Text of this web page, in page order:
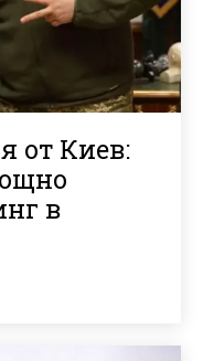
от Киев:
в